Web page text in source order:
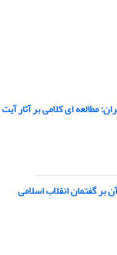
ای کلامی بر آثار آیت
بر گفتمان انقلاب اسلامی